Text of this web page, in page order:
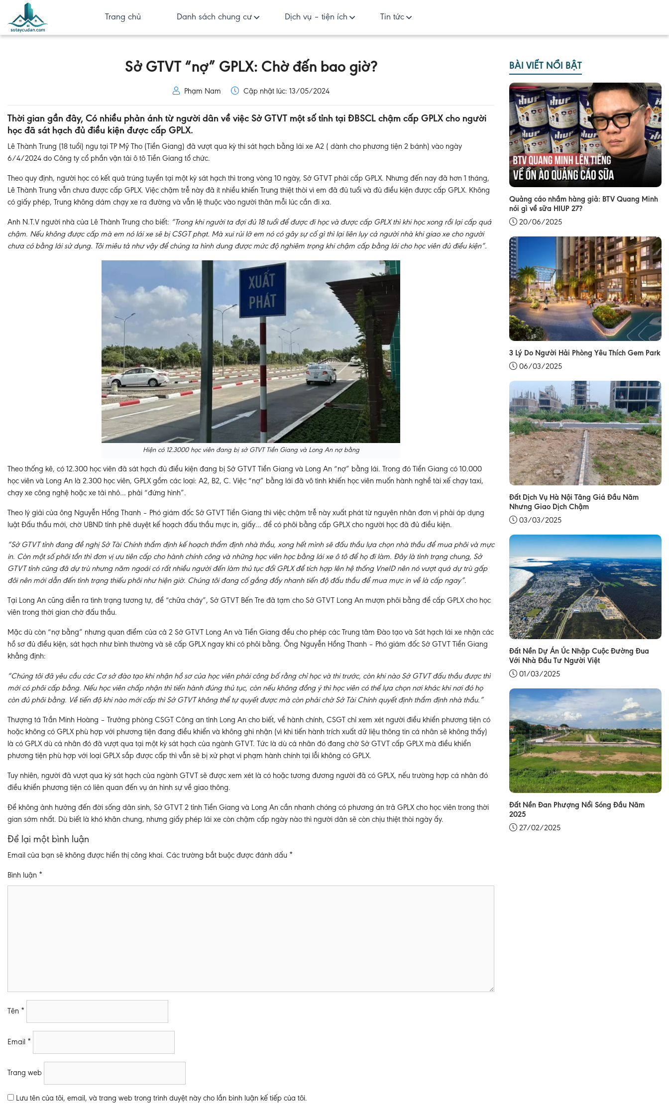
Trang chủ Danh sách chung cư Dịch vụ – tiện ích Tin tức
Sở GTVT “nợ” GPLX: Chờ đến bao giờ?
Phạm Nam Cập nhật lúc: 13/05/2024
Thời gian gần đây, Có nhiều phản ánh từ người dân về việc Sở GTVT một số tỉnh tại ĐBSCL chậm cấp GPLX cho người
học đã sát hạch đủ điều kiện được cấp GPLX.
Lê Thành Trung (18 tuổi) ngụ tại TP Mỹ Tho (Tiền Giang) đã vượt qua kỳ thi sát hạch bằng lái xe A2 ( dành cho phương tiện 2 bánh) vào ngày
6/4/2024 do Công ty cổ phần vận tải ô tô Tiền Giang tổ chức.
Theo quy định, người học có kết quả trúng tuyển tại một kỳ sát hạch thì trong vòng 10 ngày, Sở GTVT phải cấp GPLX. Nhưng đến nay đã hơn 1 tháng,
Lê Thành Trung vẫn chưa được cấp GPLX. Việc chậm trễ này đã ít nhiều khiến Trung thiệt thòi vì em đã đủ tuổi và đủ điều kiện được cấp GPLX. Không
có giấy phép, Trung không dám chạy xe ra đường và vẫn lệ thuộc vào người thân mỗi lúc cần đi xa.
Anh N.T.V người nhà của Lê Thành Trung cho biết: “Trong khi người ta đợi đủ 18 tuổi để được đi học và được cấp GPLX thì khi học xong rồi lại cấp quá
chậm. Nếu không được cấp mà em nó lái xe sẽ bị CSGT phạt. Mà xui rủi lỡ em nó có gây sự cố gì thì lại liên lụy cả người nhà khi giao xe cho người
chưa có bằng lái sử dụng. Tôi miêu tả như vậy để chúng ta hình dung được mức độ nghiêm trọng khi chậm cấp bằng lái cho học viên đủ điều kiện”.
Hiện có 12.3000 học viên đang bị sở GTVT Tiền Giang và Long An nợ bằng
Theo thống kê, có 12.300 học viên đã sát hạch đủ điều kiện đang bị Sở GTVT Tiền Giang và Long An “nợ” bằng lái. Trong đó Tiền Giang có 10.000
học viên và Long An là 2.300 học viên, GPLX gồm các loại: A2, B2, C. Việc “nợ” bằng lái đã vô tình khiến học viên muốn hành nghề tài xế chạy taxi,
chạy xe công nghệ hoặc xe tải nhỏ… phải “đứng hình”.
Theo lý giải của ông Nguyễn Hồng Thanh – Phó giám đốc Sở GTVT Tiền Giang thì việc chậm trễ này xuất phát từ nguyên nhân đơn vị phải áp dụng
luật Đấu thầu mới, chờ UBND tỉnh phê duyệt kế hoạch đấu thầu mực in, giấy… để có phôi bằng cấp GPLX cho người học đã đủ điều kiện.
“Sở GTVT tỉnh đang đề nghị Sở Tài Chính thẩm định kế hoạch thẩm định nhà thầu, xong hết mình sẽ đấu thầu lựa chọn nhà thầu để mua phôi và mực
in. Còn một số phôi tồn thì đơn vị ưu tiên cấp cho hành chính công và những học viên học bằng lái xe ô tô để họ đi làm. Đây là tình trạng chung, Sở
GTVT tỉnh cũng đã dự trù nhưng năm ngoái có rất nhiều người đến làm thủ tục đổi GPLX để tích hợp lên hệ thống VneID nên nó vượt quá dự trù gấp
đôi nên mới dẫn đến tình trạng thiếu phôi như hiện giờ. Chúng tôi đang cố gắng đẩy nhanh tiến độ đấu thầu để mua mực in về là cấp ngay”.
Tại Long An cũng diễn ra tình trạng tương tự, để “chữa cháy”, Sở GTVT Bến Tre đã tạm cho Sở GTVT Long An mượn phôi bằng để cấp GPLX cho học
viên trong thời gian chờ đấu thầu.
Mặc dù còn “nợ bằng” nhưng quan điểm của cả 2 Sở GTVT Long An và Tiền Giang đều cho phép các Trung tâm Đào tạo và Sát hạch lái xe nhận các
hồ sơ đủ điều kiện, sát hạch như bình thường và sẽ cấp GPLX ngay khi có phôi bằng. Ông Nguyễn Hồng Thanh – Phó giám đốc Sở GTVT Tiền Giang
khẳng định:
“Chúng tôi đã yêu cầu các Cơ sở đào tạo khi nhận hồ sơ của học viên phải công bố rằng chỉ học và thi trước, còn khi nào Sở GTVT đấu thầu được thì
mới có phôi cấp bằng. Nếu học viên chấp nhận thì tiến hành đúng thủ tục, còn nếu không đồng ý thì học viên có thể lựa chọn nơi khác khi nơi đó họ
còn đủ phôi bằng. Về tiến độ khi nào mới cấp thì Sở GTVT không thể tự quyết được mà còn phải chờ Sở Tài Chính quyết định thẩm định nhà thầu.”
Thượng tá Trần Minh Hoàng – Trưởng phòng CSGT Công an tỉnh Long An cho biết, về hành chính, CSGT chỉ xem xét người điều khiển phương tiện có
hoặc không có GPLX phù hợp với phương tiện đang điều khiển và không ghi nhận (vì khi tiến hành trích xuất dữ liệu thông tin cá nhân sẽ không thấy)
là có GPLX dù cá nhân đó đã vượt qua tại một kỳ sát hạch của ngành GTVT. Tức là dù cá nhân đó đang chờ Sở GTVT cấp GPLX mà điều khiển
phương tiện phù hợp với loại GPLX sắp được cấp thì vẫn sẽ bị xử phạt vi phạm hành chính tại lỗi không có GPLX.
Tuy nhiên, người đã vượt qua kỳ sát hạch của ngành GTVT sẽ được xem xét là có hoặc tương đương người đã có GPLX, nếu trường hợp cá nhân đó
điều khiển phương tiện có liên quan đến vụ án hình sự về giao thông.
Để không ảnh hưởng đến đời sống dân sinh, Sở GTVT 2 tỉnh Tiền Giang và Long An cần nhanh chóng có phương án trả GPLX cho học viên trong thời
gian sớm nhất. Dù biết là khó khăn chung, nhưng giấy phép lái xe còn chậm cấp ngày nào thì người dân sẽ còn chịu thiệt thòi ngày ấy.
Để lại một bình luận
Email của bạn sẽ không được hiển thị công khai. Các trường bắt buộc được đánh dấu *
Bình luận *
Tên *
Email *
Trang web
Lưu tên của tôi, email, và trang web trong trình duyệt này cho lần bình luận kế tiếp của tôi.
BÀI VIẾT NỔI BẬT
Quảng cáo nhầm hàng giả: BTV Quang Minh
nói gì về sữa HIUP 27?
20/06/2025
3 Lý Do Người Hải Phòng Yêu Thích Gem Park
06/03/2025
Đất Dịch Vụ Hà Nội Tăng Giá Đầu Năm
Nhưng Giao Dịch Chậm
03/03/2025
Đất Nền Dự Án Úc Nhập Cuộc Đường Đua
Với Nhà Đầu Tư Người Việt
01/03/2025
Đất Nền Đan Phượng Nổi Sóng Đầu Năm
2025
27/02/2025